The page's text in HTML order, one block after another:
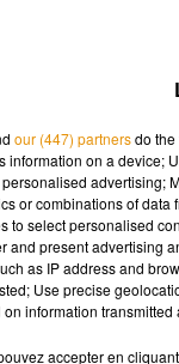
des
produits de
ayant
une
opération du
de bain adaptés
de maintien,
our (447) partnersdo
information on a device;
advertising;
or combinations of
to select personalised
and present advertising
as IP address and
Use precise
on information transmitted
accepter en